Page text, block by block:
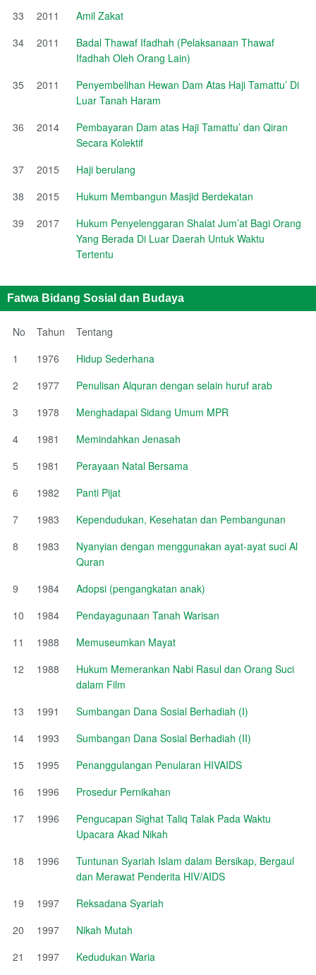
33 2011
Amil Zakat
34
2011
Badal Thawaf Ifadhah (Pelaksanaan Thawaf
Ifadhah Oleh Orang Lain)
35
2011
Penyembelihan Hewan Dam Atas Haji Tamattu’ Di
Luar Tanah Haram
36
2014
Pembayaran Dam atas Haji Tamattu’ dan Qiran
Secara Kolektif
37
2015
Haji berulang
38
2015
Hukum Membangun Masjid Berdekatan
39
2017
Hukum Penyelenggaran Shalat Jum’at Bagi Orang
Yang Berada Di Luar Daerah Untuk Waktu
Tertentu
Fatwa Bidang Sosial dan Budaya
No Tahun
Tentang
1
1976
Hidup Sederhana
2
1977
Penulisan Alquran dengan selain huruf arab
3
1978
Menghadapai Sidang Umum MPR
4
1981
Memindahkan Jenasah
5
1981
Perayaan Natal Bersama
6
1982
Panti Pijat
7
1983
Kependudukan, Kesehatan dan Pembangunan
8
1983
Nyanyian dengan menggunakan ayat-ayat suci Al
Quran
9
1984
Adopsi (pengangkatan anak)
10
1984
Pendayagunaan Tanah Warisan
11
1988
Memuseumkan Mayat
12
1988
Hukum Memerankan Nabi Rasul dan Orang Suci
dalam Film
13
1991
Sumbangan Dana Sosial Berhadiah (I)
14
1993
Sumbangan Dana Sosial Berhadiah (II)
15
1995
Penanggulangan Penularan HIVAIDS
16
1996
Prosedur Pernikahan
17
1996
Pengucapan Sighat Taliq Talak Pada Waktu
Upacara Akad Nikah
18
1996
Tuntunan Syariah Islam dalam Bersikap, Bergaul
dan Merawat Penderita HIV/AIDS
19
1997
Reksadana Syariah
20
1997
Nikah Mutah
21
1997
Kedudukan Waria